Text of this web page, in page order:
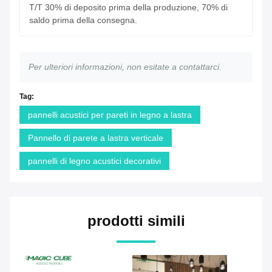
T/T 30% di deposito prima della produzione, 70% di
saldo prima della consegna.
Per ulteriori informazioni, non esitate a contattarci.
Tag:
pannelli acustici per pareti in legno a lastra
Pannello di parete a lastra verticale
pannelli di legno acustici decorativi
prodotti simili